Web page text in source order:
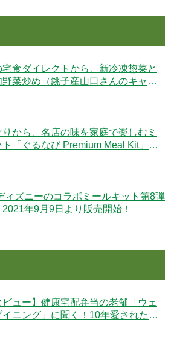
宅食ダイレクトから、新冷凍惣菜と
野菜炒め（銚子産山口さんのキャベ
りから、名店の味を家庭で楽しむミ
ト「ぐるなび Premium Meal Kit」シ
ィズニーのコラボミールキット第8弾
年9月9日より販売開始！
ビュー】健康宅配弁当の老舗「ウェ
イニング」に聞く！10年愛された秘